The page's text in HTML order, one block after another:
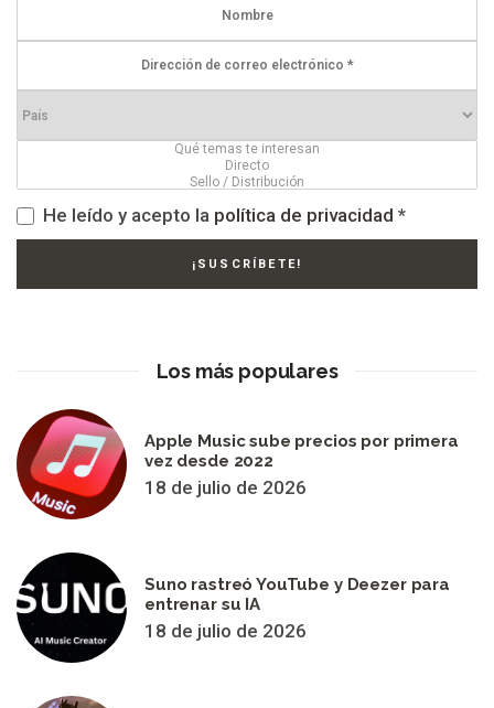
He leído y acepto la política de privacidad *
Los más populares
Apple Music sube precios por primera
vez desde 2022
18 de julio de 2026
Suno rastreó YouTube y Deezer para
entrenar su IA
18 de julio de 2026